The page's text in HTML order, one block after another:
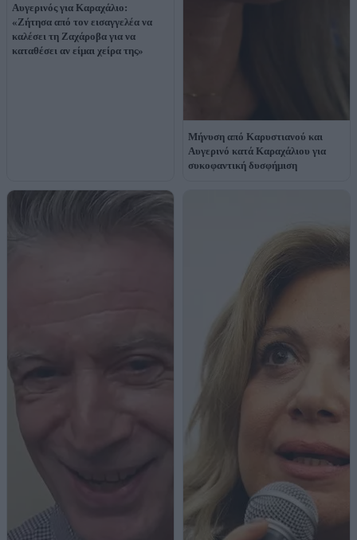
Αυγερινός για Καραχάλιο:
«Ζήτησα από τον εισαγγελέα να
καλέσει τη Ζαχάροβα για να
καταθέσει αν είμαι χείρα της»
Μήνυση από Καρυστιανού και
Αυγερινό κατά Καραχάλιου για
συκοφαντική δυσφήμιση